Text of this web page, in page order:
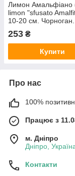
Лимон Амальфіано
limon "sfusato
10-20 см. Чорноган.
Кімнатний
253 ₴
Купити
Про нас
100%
Працює з
м. Дніпро
Дніпро,
Контакти